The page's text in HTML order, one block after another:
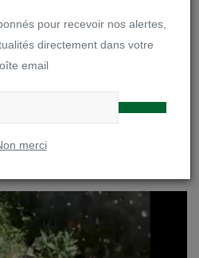
pour recevoir nos alertes,
directement dans votre
email
merci